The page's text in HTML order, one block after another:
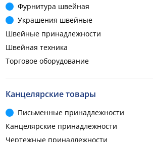
Фурнитура швейная
Украшения швейные
Швейные принадлежности
Швейная техника
Торговое оборудование
Канцелярские товары
Письменные принадлежности
Канцелярские принадлежности
Чертежные принадлежности